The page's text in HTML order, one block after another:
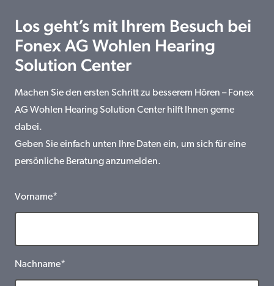
Los geht’s mit Ihrem Besuch bei
Fonex AG Wohlen Hearing
Solution Center
Machen Sie den ersten Schritt zu besserem Hören – Fonex
AG Wohlen Hearing Solution Center hilft Ihnen gerne
dabei.
Geben Sie einfach unten Ihre Daten ein, um sich für eine
persönliche Beratung anzumelden.
Vorname*
Nachname*